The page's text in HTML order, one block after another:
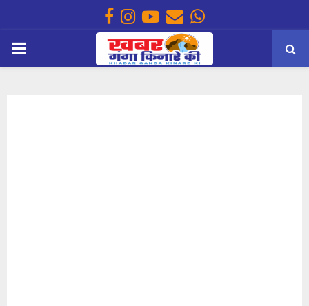
Facebook
Instagram
Youtube
EmailWhatsapp
PRIMARY